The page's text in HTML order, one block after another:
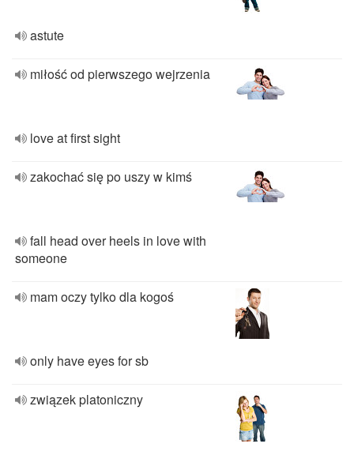
astute
miłość od pierwszego wejrzenia
love at first sight
zakochać się po uszy w kimś
fall head over heels in love with
someone
mam oczy tylko dla kogoś
only have eyes for sb
związek platoniczny